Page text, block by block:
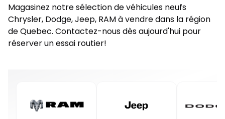
Magasinez notre sélection de véhicules neufs
Chrysler, Dodge, Jeep, RAM à vendre dans la région
de Quebec. Contactez-nous dès aujourd'hui pour
réserver un essai routier!